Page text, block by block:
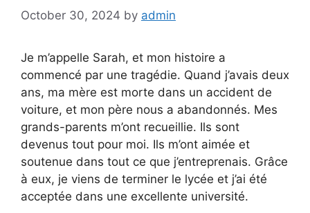
October 30, 2024 by admin
Je m’appelle Sarah, et mon histoire a
commencé par une tragédie. Quand j’avais deux
ans, ma mère est morte dans un accident de
voiture, et mon père nous a abandonnés. Mes
grands-parents m’ont recueillie. Ils sont
devenus tout pour moi. Ils m’ont aimée et
soutenue dans tout ce que j’entreprenais. Grâce
à eux, je viens de terminer le lycée et j’ai été
acceptée dans une excellente université.